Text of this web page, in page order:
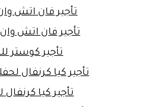
تأجير فان اتش وان 7
تأجير فان اتش
تأجير كوستر
تأجير كيا كرنفال
تأجير كيا كرنفال